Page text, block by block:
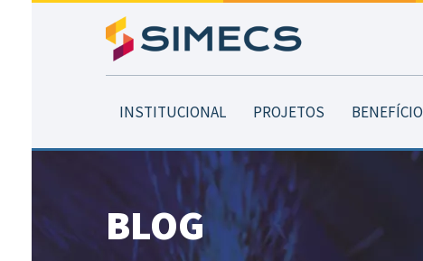
Blog
INSTITUCIONAL PROJETOS
BLOG